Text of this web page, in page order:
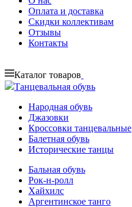
Оплата и доставка
Скидки коллективам
Отзывы
Контакты
Каталог товаров
Танцевальная обувь
Народная обувь
Джазовки
Кроссовки танцевальные
Балетная обувь
Исторические танцы
Бальная обувь
Рок-н-ролл
Хайхилс
Аргентинское танго